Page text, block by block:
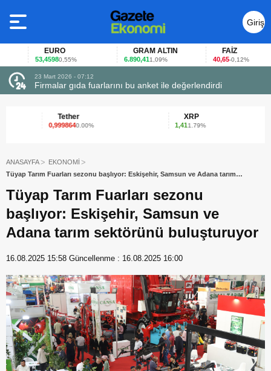
Giriş
Yap
EURO
53,45980,55%
GRAM ALTIN
6.890,411,09%
FAİZ
40,65 -0,12%
23 Mart 2026 - 07:12
Firmalar gıda fuarlarını bu anket ile değerlendirdi
0,9998640.00% 1.79%
ANASAYFA
EKONOMİ
Tüyap Tarım Fuarları sezonu başlıyor: Eskişehir, Samsun ve Adana tarım
Tüyap Tarım Fuarları sezonu
başlıyor: Eskişehir, Samsun ve
Adana tarım sektörünü buluşturuyor
16.08.2025 15:58 Güncellenme : 16.08.2025 16:00